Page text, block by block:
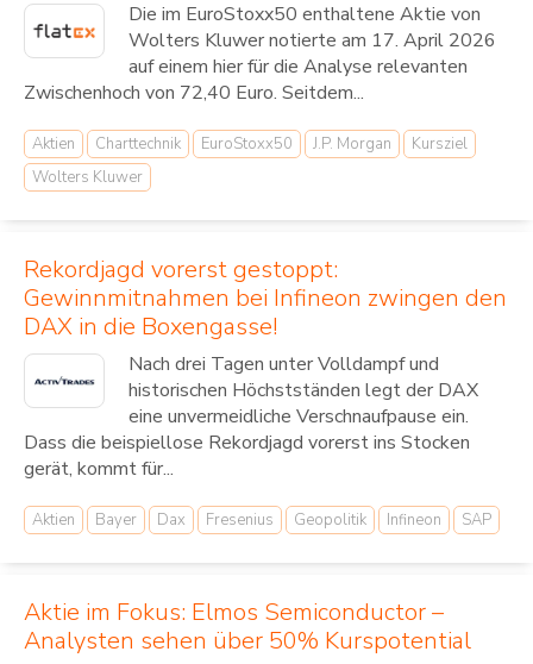
Die im EuroStoxx50 enthaltene Aktie von
Wolters Kluwer notierte am 17. April 2026
auf einem hier für die Analyse relevanten
Zwischenhoch von 72,40 Euro. Seitdem...
Aktien Charttechnik EuroStoxx50 J.P. Morgan
Kursziel
Wolters Kluwer
Rekordjagd vorerst gestoppt:
Gewinnmitnahmen bei Infineon zwingen den
DAX in die Boxengasse!
Nach drei Tagen unter Volldampf und
historischen Höchstständen legt der DAX
eine unvermeidliche Verschnaufpause ein.
Dass die beispiellose Rekordjagd vorerst ins Stocken
gerät, kommt für...
Aktien Bayer Dax Fresenius Geopolitik Infineon SAP
Aktie im Fokus: Elmos Semiconductor –
Analysten sehen über 50% Kurspotential